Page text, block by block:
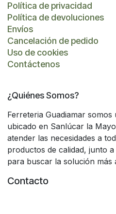
Política de privacidad
Política de devoluciones
Envíos
Cancelación de pedido
Uso de cookies
Contáctenos
¿Quiénes Somos?
Ferreteria Guadiamar
ubicado en Sanlúcar la
atender las necesidades a
productos de calidad, junto
para buscar la solución más
Contacto